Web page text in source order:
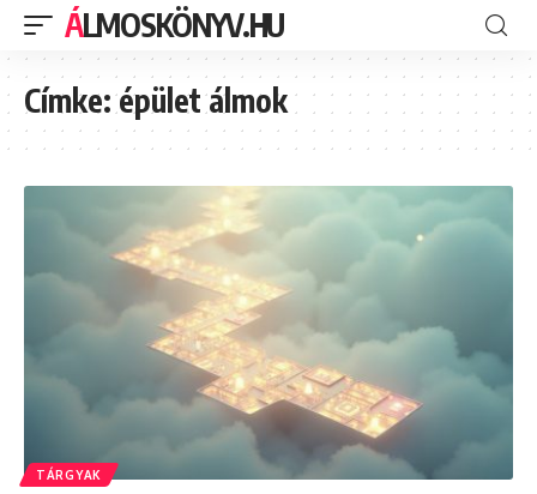
ÁLMOSKÖNYV.HU
Címke:épület álmok
TÁRGYAK